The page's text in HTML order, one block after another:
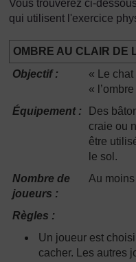
Vous trouverez ci-
qui utilisent l'exercice
OMBRE AU CLAIR DE
Objectif :
« Le
« l’ombre
Équipement :
Des
craie ou
être
le sol.
Nombre de
joueurs :
Au moins
Règles :
Un joueur est
cacher. Les autres